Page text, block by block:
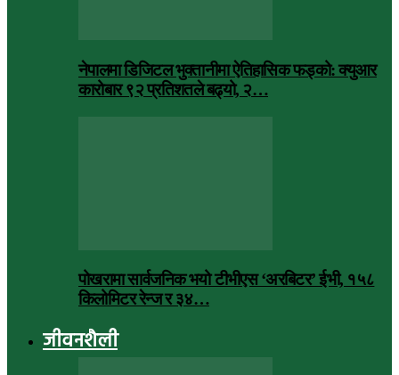
नेपालमा डिजिटल भुक्तानीमा ऐतिहासिक फड्को: क्युआर
कारोबार ९२ प्रतिशतले बढ्यो, २…
पोखरामा सार्वजनिक भयो टीभीएस ‘अरबिटर’ ईभी, १५८
किलोमिटर रेन्ज र ३४…
जीवनशैली